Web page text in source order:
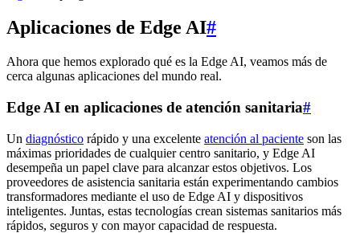
Aplicaciones de Edge AI#
Ahora que hemos explorado qué es la Edge AI, veamos más de
cerca algunas aplicaciones del mundo real.
Edge AI en aplicaciones de atención sanitaria#
Un diagnóstico rápido y una excelente atención al paciente son las
máximas prioridades de cualquier centro sanitario, y Edge AI
desempeña un papel clave para alcanzar estos objetivos. Los
proveedores de asistencia sanitaria están experimentando cambios
transformadores mediante el uso de Edge AI y dispositivos
inteligentes. Juntas, estas tecnologías crean sistemas sanitarios más
rápidos, seguros y con mayor capacidad de respuesta.